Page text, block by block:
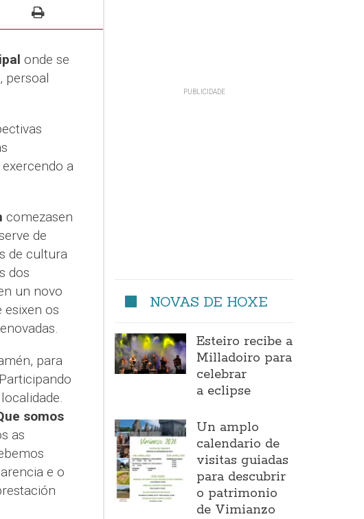
onde se
persoal
exercendo a
comezasen
de
de cultura
dos
un novo
os
para
somos
as
e o
NOVAS DE HOXE
Esteiro recibe a
Milladoiro para
celebrar
a eclipse
Un amplo
calendario de
visitas guiadas
para descubrir
o patrimonio
de Vimianzo